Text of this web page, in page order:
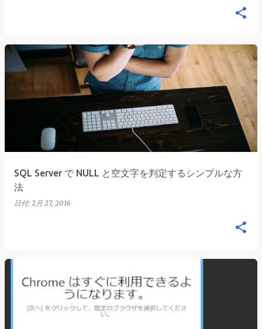
SQL Server で NULL と空文字を判定するシンプルな方
法
日付: 2月 27, 2016